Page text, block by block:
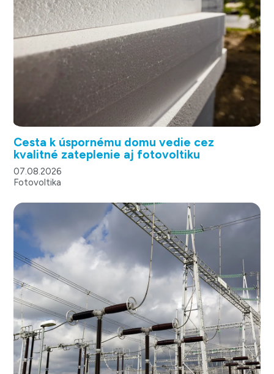
Cesta k úspornému domu vedie cez
kvalitné zateplenie aj fotovoltiku
07.08.2026
Fotovoltika